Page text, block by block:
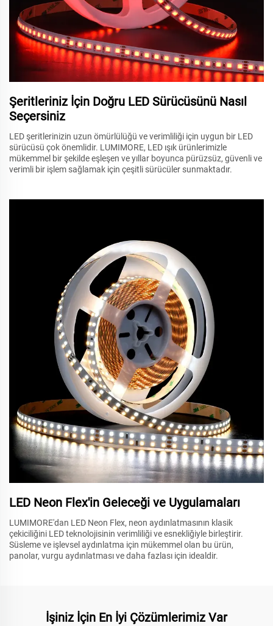
Şeritleriniz İçin Doğru LED Sürücüsünü Nasıl
Seçersiniz
LED şeritlerinizin uzun ömürlülüğü ve verimliliği için uygun bir LED
sürücüsü çok önemlidir. LUMIMORE, LED ışık ürünlerimizle
mükemmel bir şekilde eşleşen ve yıllar boyunca pürüzsüz, güvenli ve
verimli bir işlem sağlamak için çeşitli sürücüler sunmaktadır.
LED Neon Flex'in Geleceği ve Uygulamaları
LUMIMORE'dan LED Neon Flex, neon aydınlatmasının klasik
çekiciliğini LED teknolojisinin verimliliği ve esnekliğiyle birleştirir.
Süsleme ve işlevsel aydınlatma için mükemmel olan bu ürün,
panolar, vurgu aydınlatması ve daha fazlası için idealdir.
İşiniz İçin En İyi Çözümlerimiz Var